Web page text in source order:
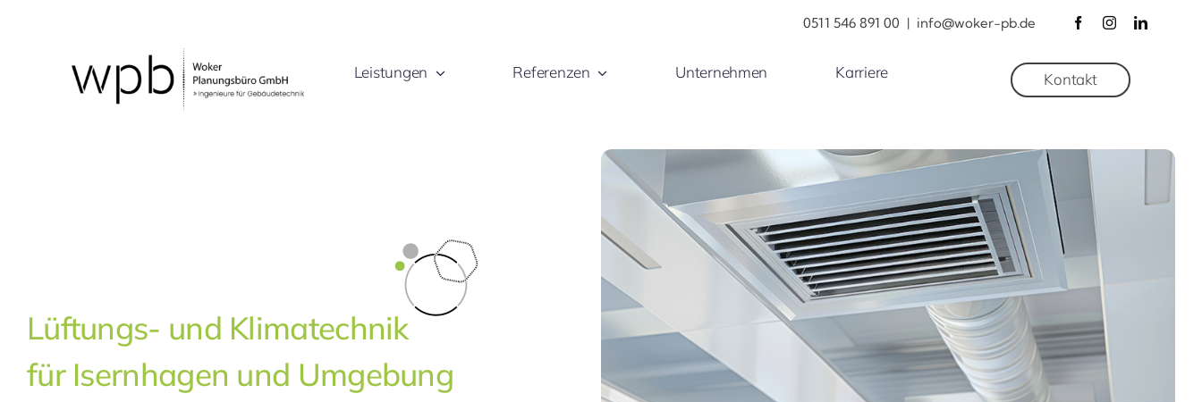
0511 546 891 00 | info@woker-pb.de
Leistungen Referenzen Unternehmen Karriere Kontakt
Lüftungs- und Klimatechnik
für Isernhagen und Umgebung